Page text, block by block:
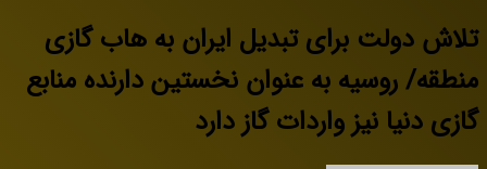
تلاش دولت برای تبدیل ایران به هاب‌ گازی
منطقه/ روسیه به عنوان نخستین دارنده منابع
گازی دنیا نیز واردات گاز دارد